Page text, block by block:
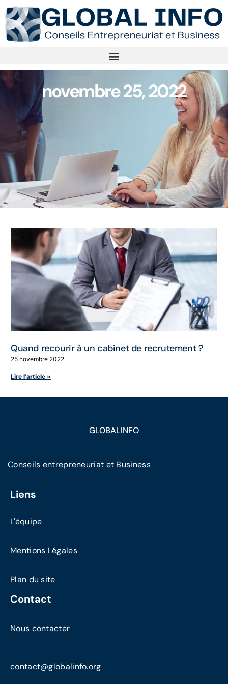
novembre 25, 2022
Quand recourir à un cabinet de recrutement ?
25 novembre 2022
Lire l'article »
GLOBALINFO
Conseils entrepreneuriat et Business
Liens
L'équipe
Mentions Légales
Plan du site
Contact
Nous contacter
contact@globalinfo.org